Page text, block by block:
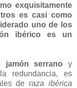
exquisitamente
es casi como
uno de los
ibérico es un
jamón serrano y
redundancia, es
deraza ibérica